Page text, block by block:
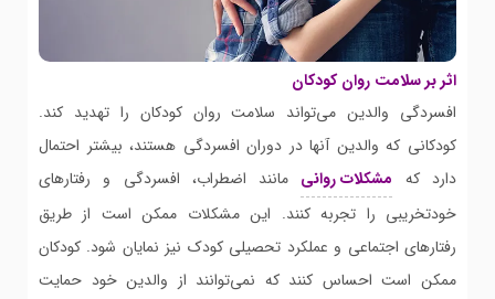
اثر بر سلامت روان کودکان
افسردگی والدین می‌تواند سلامت روان کودکان را تهدید کند.
کودکانی که والدین آنها در دوران افسردگی هستند، بیشتر احتمال
دارد که مشکلات روانی مانند اضطراب، افسردگی و رفتارهای
خودتخریبی را تجربه کنند. این مشکلات ممکن است از طریق
رفتارهای اجتماعی و عملکرد تحصیلی کودک نیز نمایان شود. کودکان
ممکن است احساس کنند که نمی‌توانند از والدین خود حمایت